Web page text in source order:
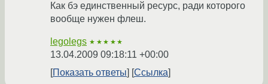
Как бэ единственный ресурс, ради которого
вообще нужен флеш.
legolegs ★★★★★
13.04.2009 09:18:11 +00:00
Показать ответы
Ссылка